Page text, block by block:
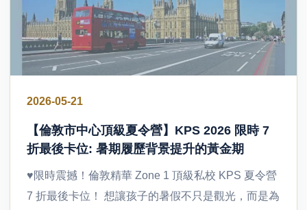
2026-05-21
【倫敦市中心頂級夏令營】KPS 2026 限時 7
折最後卡位: 暑期履歷背景提升的黃金期
♥限時震撼！倫敦精華 Zone 1 頂級私校 KPS 夏令營
7 折最後卡位！ 想讓孩子的暑假不只是觀光，而是為